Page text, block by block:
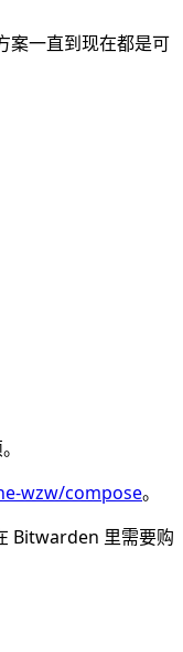
案一直到现在都是可
wzw/compose。
Bitwarden 里需要购